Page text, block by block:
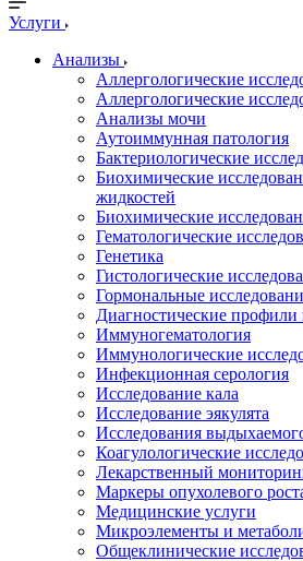
Услуги
Анализы
Аллергологические
Аллергологические
Анализы мочи
Аутоиммунная патология
Бактериологические
Биохимические
жидкостей
Биохимические
Гематологические
Генетика
Гистологические
Гормональные
Диагностические профили
Иммуногематология
Иммунологические
Инфекционная серология
Исследование кала
Исследование эякулята
Исследования
Коагулологические
Лекарственный
Маркеры опухолевого
Медицинские услуги
Микроэлементы и
Общеклинические